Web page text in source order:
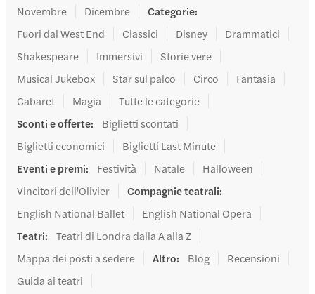
Novembre
Dicembre Categorie:
Fuori dal West End
Classici Disney
Drammatici
Shakespeare
Immersivi
Storie vere
Musical Jukebox
Star sul palco Circo
Fantasia
Cabaret
Magia
Tutte le categorie
Sconti e offerte:
Biglietti scontati
Biglietti economici
Biglietti Last Minute
Eventi e premi: Festività Natale
Halloween
Vincitori dell'Olivier
Compagnie teatrali:
English National Ballet
English National Opera
Teatri:
Teatri di Londra dalla A alla Z
Mappa dei posti a sedere
Altro: Blog
Recensioni
Guida ai teatri